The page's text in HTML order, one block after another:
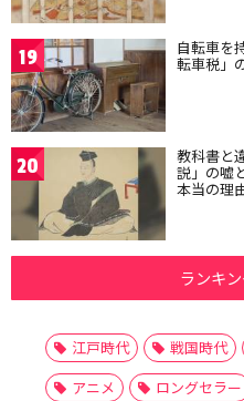
19 自転車を
転車税」
20 教科書と
説」の嘘
本当の理
ランキ
江戸時代 戦国時代
アニメ
ロングセラー